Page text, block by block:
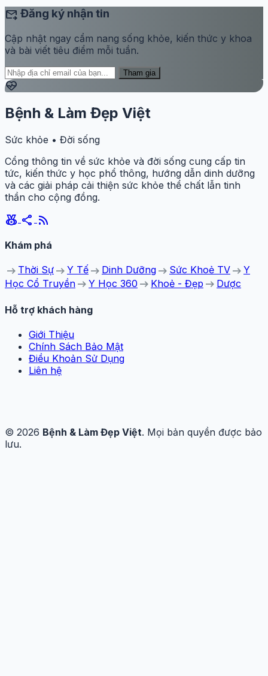
forward_to_inbox Đăng ký nhận tin
Cập nhật ngay cẩm nang sống khỏe, kiến thức y khoa
và bài viết tiêu điểm mỗi tuần.
Tham gia
ecg_heart
Bệnh & Làm Đẹp Việt
Sức khỏe • Đời sống
Cổng thông tin về sức khỏe và đời sống cung cấp tin
tức, kiến thức y học phổ thông, hướng dẫn dinh dưỡng
và các giải pháp cải thiện sức khỏe thể chất lẫn tinh
thần cho cộng đồng.
social_leaderboard share rss_feed
Khám phá
arrow_right_alt Thời Sự arrow_right_alt Y Tế arrow_right_alt Dinh Dưỡng arrow_right_alt Sức Khoẻ TV arrow_right_alt Y
Học Cổ Truyền arrow_right_alt Y Học 360 arrow_right_alt Khoẻ - Đẹp arrow_right_alt Dược
Hỗ trợ khách hàng
Giới Thiệu
Chính Sách Bảo Mật
Điều Khoản Sử Dụng
Liên hệ
© 2026 Bệnh & Làm Đẹp Việt. Mọi bản quyền được bảo
lưu.